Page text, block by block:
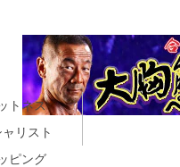
トネス
リスト
ピング